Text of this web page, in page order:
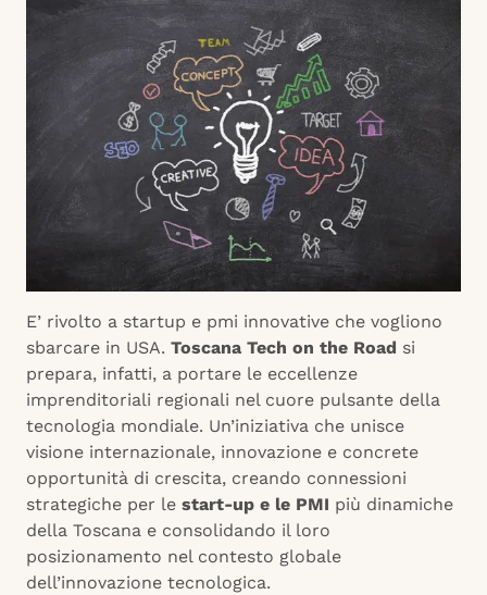
E’ rivolto a startup e pmi innovative che vogliono
sbarcare in USA. Toscana Tech on the Road si
prepara, infatti, a portare le eccellenze
imprenditoriali regionali nel cuore pulsante della
tecnologia mondiale. Un’iniziativa che unisce
visione internazionale, innovazione e concrete
opportunità di crescita, creando connessioni
strategiche per le start-up e le PMI più dinamiche
della Toscana e consolidando il loro
posizionamento nel contesto globale
dell’innovazione tecnologica.